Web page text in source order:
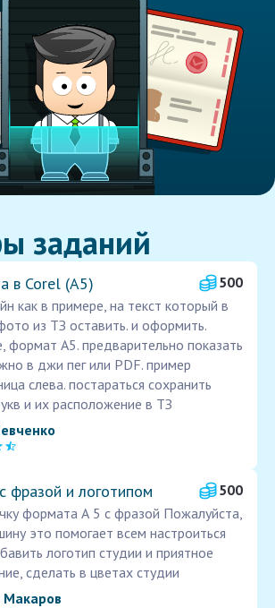
заданий
в Corel (А5)
500
как в примере, на текст который в
из ТЗ оставить. и оформить.
формат А5. предварительно показать
в джи пег или PDF. пример
слева. постараться сохранить
и их расположение в ТЗ
фразой и логотипом
500
формата А 5 с фразой Пожалуйста,
это помогает всем настроиться
логотип студии и приятное
сделать в цветах студии
Макаров